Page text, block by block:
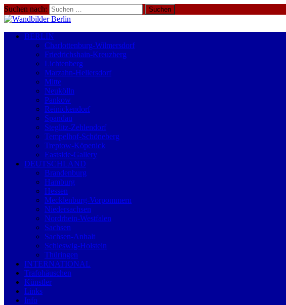
Suchen nach:
BERLIN
Charlottenburg-Wilmersdorf
Friedrichshain-Kreuzberg
Lichtenberg
Marzahn-Hellersdorf
Mitte
Neukölln
Pankow
Reinickendorf
Spandau
Steglitz-Zehlendorf
Tempelhof-Schöneberg
Treptow-Köpenick
Eastside-Gallery
DEUTSCHLAND
Brandenburg
Hamburg
Hessen
Mecklenburg-Vorpommern
Niedersachsen
Nordrhein-Westfalen
Sachsen
Sachsen-Anhalt
Schleswig-Holstein
Thüringen
INTERNATIONAL
Trafohäuschen
Künstler
Links
Info